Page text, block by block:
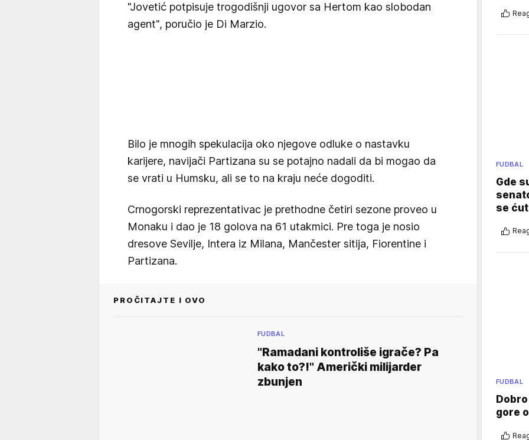
"Jovetić potpisuje trogodišnji ugovor sa Hertom kao slobodan
agent", poručio je Di Marzio.
Bilo je mnogih spekulacija oko njegove odluke o nastavku
karijere, navijači Partizana su se potajno nadali da bi mogao da
se vrati u Humsku, ali se to na kraju neće dogoditi.
Crnogorski reprezentativac je prethodne četiri sezone proveo u
Monaku i dao je 18 golova na 61 utakmici. Pre toga je nosio
dresove Sevilje, Intera iz Milana, Mančester sitija, Fiorentine i
Partizana.
PROČITAJTE I OVO
FUDBAL
"Ramadani kontroliše igrače? Pa
kako to?!" Američki milijarder
zbunjen
FUDBAL
Gde
se
FUDBAL
gore